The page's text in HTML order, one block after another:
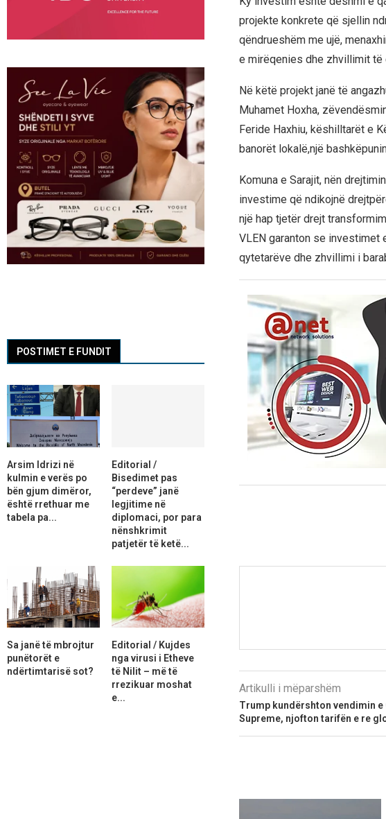
projekte konkrete që sjellin
qëndrueshëm me ujë,
e mirëqenies dhe zhvillimit të
Në këtë projekt janë të
Muhamet Hoxha,
Feride Haxhiu, këshilltarët e
banorët lokalë,një
Komuna e Sarajit, nën
investime që ndikojnë
një hap tjetër drejt
VLEN garanton se
qytetarëve dhe zhvillimi i
Artikulli i mëparshëm
Trump kundërshton vendimin e
Supreme, njofton tarifën e re
POSTIMET E FUNDIT
Arsim Idrizi në
kulmin e verës po
bën gjum dimëror,
është rrethuar me
tabela pa...
Editorial /
Bisedimet pas
“perdeve” janë
legjitime në
diplomaci, por para
nënshkrimit
patjetër të ketë...
Sa janë të mbrojtur
punëtorët e
ndërtimtarisë sot?
Editorial / Kujdes
nga virusi i Etheve
të Nilit – më të
rrezikuar moshat
e...